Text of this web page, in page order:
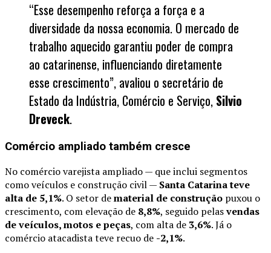
“Esse desempenho reforça a força e a
diversidade da nossa economia. O mercado de
trabalho aquecido garantiu poder de compra
ao catarinense, influenciando diretamente
esse crescimento”, avaliou o secretário de
Estado da Indústria, Comércio e Serviço, Silvio
Dreveck.
Comércio ampliado também cresce
No comércio varejista ampliado — que inclui segmentos
como veículos e construção civil — Santa Catarina teve
alta de 5,1%. O setor dematerial de construção puxou o
crescimento, com elevação de 8,8%, seguido pelasvendas
de veículos, motos e peças, com alta de 3,6%. Já o
comércio atacadista teve recuo de -2,1%.